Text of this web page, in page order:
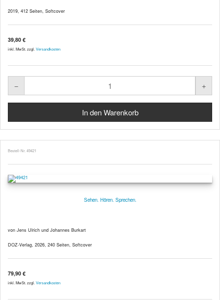
2019, 412 Seiten, Softcover
39,80 €
inkl. MwSt. zzgl. Versandkosten
Bestell-Nr. 49421
Sehen. Hören. Sprechen.
von Jens Ulrich und Johannes Burkart
DOZ-Verlag, 2026, 240 Seiten, Softcover
79,90 €
inkl. MwSt. zzgl. Versandkosten